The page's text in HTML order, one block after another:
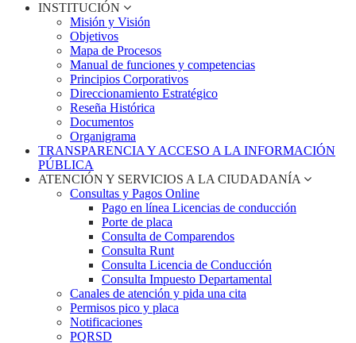
INSTITUCIÓN
Misión y Visión
Objetivos
Mapa de Procesos
Manual de funciones y competencias
Principios Corporativos
Direccionamiento Estratégico
Reseña Histórica
Documentos
Organigrama
TRANSPARENCIA Y ACCESO A LA INFORMACIÓN
PÚBLICA
ATENCIÓN Y SERVICIOS A LA CIUDADANÍA
Consultas y Pagos Online
Pago en línea Licencias de conducción
Porte de placa
Consulta de Comparendos
Consulta Runt
Consulta Licencia de Conducción
Consulta Impuesto Departamental
Canales de atención y pida una cita
Permisos pico y placa
Notificaciones
PQRSD